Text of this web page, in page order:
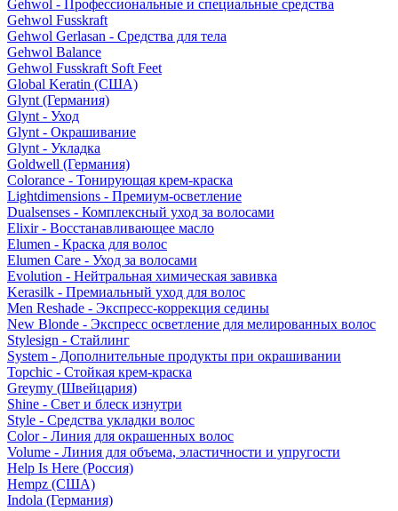
Gehwol - Профессиональные и специальные средства
Gehwol Fusskraft
Gehwol Gerlasan - Средства для тела
Gehwol Balance
Gehwol Fusskraft Soft Feet
Global Keratin (США)
Glynt (Германия)
Glynt - Уход
Glynt - Окрашивание
Glynt - Укладка
Goldwell (Германия)
Colorance - Тонирующая крем-краска
Lightdimensions - Премиум-осветление
Dualsenses - Комплексный уход за волосами
Elixir - Восстанавливающее масло
Elumen - Краска для волос
Elumen Care - Уход за волосами
Evolution - Нейтральная химическая завивка
Kerasilk - Премиальный уход для волос
Men Reshade - Экспресс-коррекция седины
New Blonde - Экспресс осветление для мелированных волос
Stylesign - Стайлинг
System - Дополнительные продукты при окрашивании
Topchic - Стойкая крем-краска
Greymy (Швейцария)
Shine - Свет и блеск изнутри
Style - Средства укладки волос
Color - Линия для окрашенных волос
Volume - Линия для объема, эластичности и упругости
Help Is Here (Россия)
Hempz (США)
Indola (Германия)